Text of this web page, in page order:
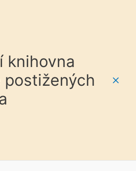
knihovna
postižených